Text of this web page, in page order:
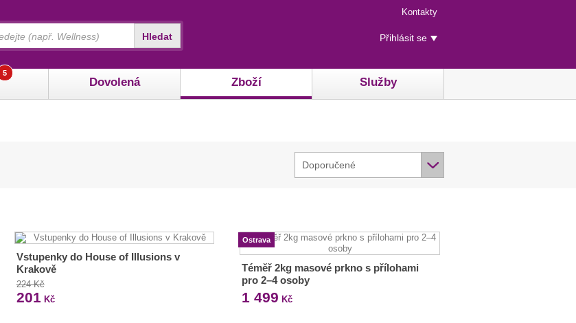
Menu
rychlého
přístupu
Kontakty
Uživatelské
menu
Přihlásit se
5
Dovolená Zboží Služby
Hledat
Doporučené
Vstupenky do House of Illusions v
Krakově
224 Kč
201 Kč
Ostrava
Téměř 2kg masové prkno s přílohami
pro 2–4 osoby
1 499 Kč